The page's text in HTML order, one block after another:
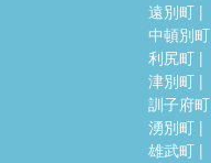
遠別町
中頓別町
利尻町
津別町
訓子府町
湧別町
雄武町